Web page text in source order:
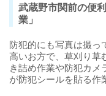
武蔵野市関前の便
業」
防犯的にも写真は撮っ
高いお方で、草刈り草
き詰め作業や防犯カメ
が防犯シールを貼る作